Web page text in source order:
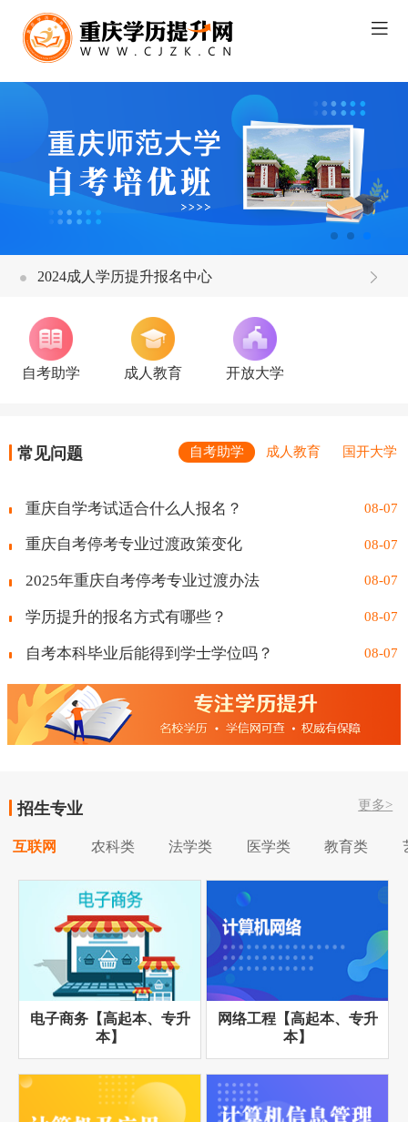
2024成人学历提升报名中心
自考助学 成人教育 开放大学
常见问题 自考助学 成人教育 国开大学
重庆自学考试适合什么人报名？ 08-07
重庆自考停考专业过渡政策变化 08-07
2025年重庆自考停考专业过渡办法 08-07
学历提升的报名方式有哪些？ 08-07
自考本科毕业后能得到学士学位吗？ 08-07
招生专业 更多>
互联网 农科类 法学类 医学类 教育类
电子商务【高起本、专升
本】
网络工程【高起本、专升
本】